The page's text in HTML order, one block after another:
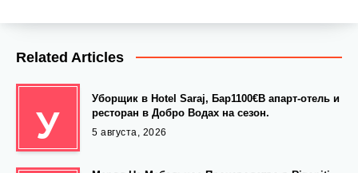
Related Articles
У
Уборщик в Hotel Saraj, Бар1100€В апарт-отель и
ресторан в Добро Водах на сезон.
5 августа, 2026